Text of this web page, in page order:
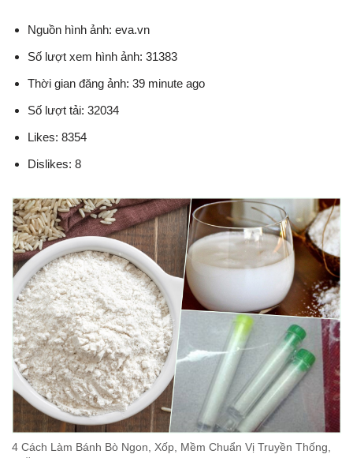
Nguồn hình ảnh: eva.vn
Số lượt xem hình ảnh: 31383
Thời gian đăng ảnh: 39 minute ago
Số lượt tải: 32034
Likes: 8354
Dislikes: 8
4 Cách Làm Bánh Bò Ngon, Xốp, Mềm Chuẩn Vị Truyền Thống,